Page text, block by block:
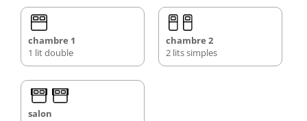
chambre 1
1 lit double
chambre 2
2 lits simples
salon